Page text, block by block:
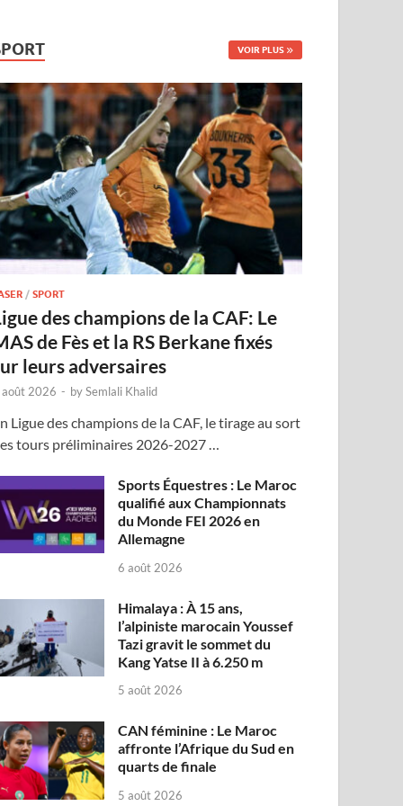
VOIR PLUS
/SPORT
des champions de la CAF: Le
de Fès et la RS Berkane fixés
leurs adversaires
2026 - bySemlali Khalid
Ligue des champions de la CAF, le tirage au sort
tours préliminaires 2026-2027 …
Sports Équestres : Le Maroc
qualifié aux Championnats
du Monde FEI 2026 en
Allemagne
6 août 2026
Himalaya : À 15 ans,
l’alpiniste marocain Youssef
Tazi gravit le sommet du
Kang Yatse II à 6.250 m
5 août 2026
CAN féminine : Le Maroc
affronte l’Afrique du Sud en
quarts de finale
5 août 2026